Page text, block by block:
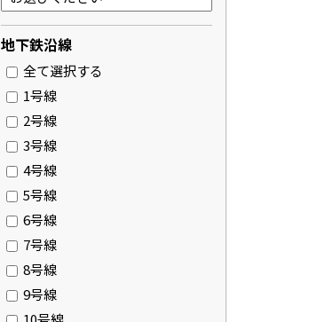
地下鉄沿線
全て選択する
1号線
2号線
3号線
4号線
5号線
6号線
7号線
8号線
9号線